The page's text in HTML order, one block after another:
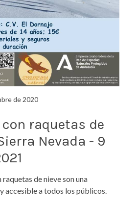
de 2020
raquetas de
Nevada - 9
raquetas de nieve son una
accesible a todos los públicos.